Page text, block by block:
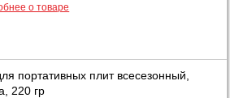
о товаре
портативных плит всесезонный,
220 гр